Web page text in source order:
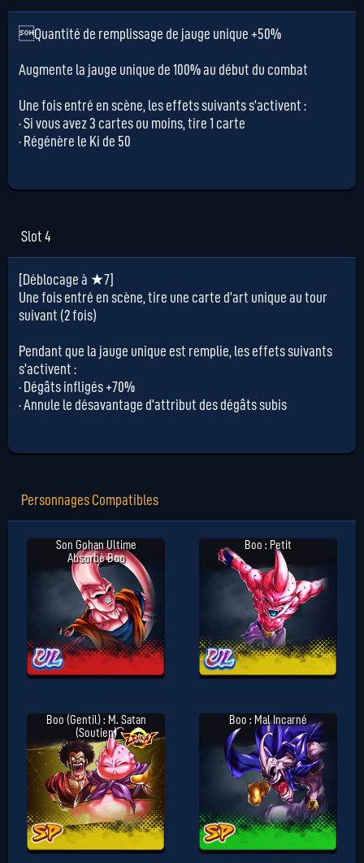
Quantité de remplissage de jauge unique +50%
Augmente la jauge unique de 100% au début du combat
Une fois entré en scène, les effets suivants s'activent :
· Si vous avez 3 cartes ou moins, tire 1 carte
· Régénère le Ki de 50
Slot 4
[Déblocage à ★7]
Une fois entré en scène, tire une carte d'art unique au tour
suivant (2 fois)
Pendant que la jauge unique est remplie, les effets suivants
s'activent :
· Dégâts infligés +70%
· Annule le désavantage d'attribut des dégâts subis
Personnages Compatibles
Son Gohan Ultime
Absorbé Boo
Boo : Petit
Boo (gentil) : M. Satan
(Soutien)
Boo : Mal Incarné